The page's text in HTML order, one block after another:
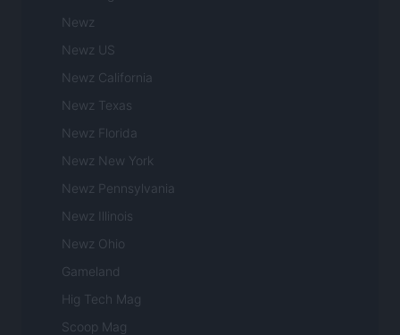
Newz
Newz US
Newz California
Newz Texas
Newz Florida
Newz New York
Newz Pennsylvania
Newz Illinois
Newz Ohio
Gameland
Hig Tech Mag
Scoop Mag